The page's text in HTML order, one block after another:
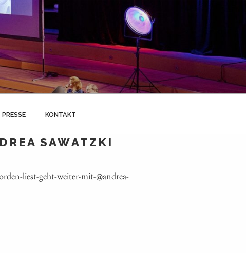
PRESSE KONTAKT
SAWATZKI
liest-geht-weiter-mit-@andrea-